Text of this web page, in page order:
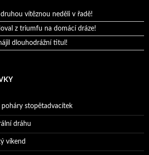
vítěznou neděli v řadě!
z triumfu na domácí dráze!
dlouhodrážní titul!
stopětadvacítek
dráhu
víkend